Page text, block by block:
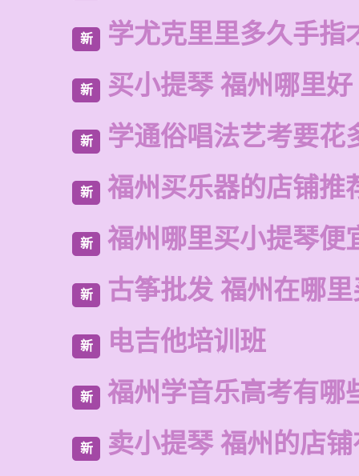
新 学尤克里里多久手指
新 买小提琴 福州哪里好
新 学通俗唱法艺考要花
新 福州买乐器的店铺推
新 福州哪里买小提琴便
新 古筝批发 福州在哪
新 电吉他培训班
新 福州学音乐高考有哪
新 卖小提琴 福州的店